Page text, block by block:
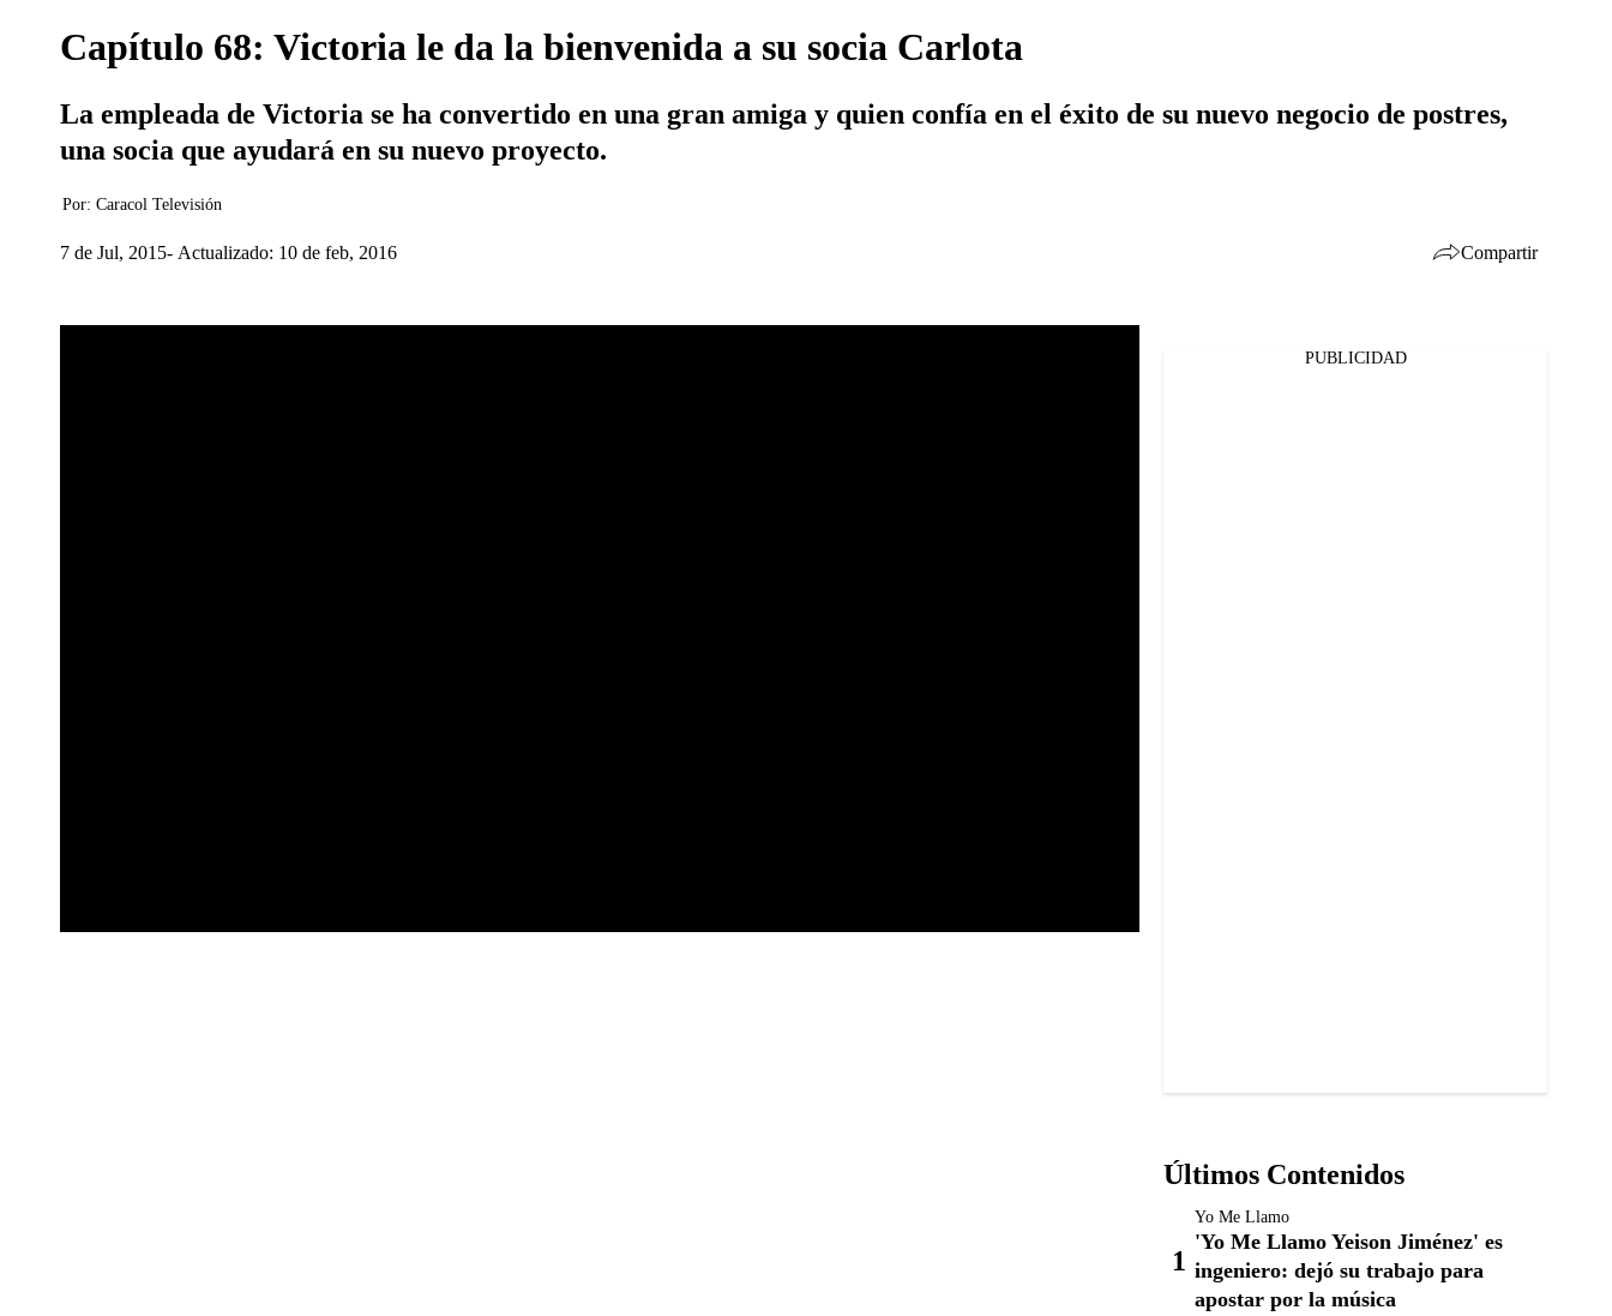
Capítulo 68: Victoria le da la bienvenida a su socia Carlota
La empleada de Victoria se ha convertido en una gran amiga y quien confía en el éxito de su nuevo negocio de postres,
una socia que ayudará en su nuevo proyecto.
Por: Caracol Televisión
7 de Jul, 2015 Actualizado: 10 de feb, 2016 Compartir
PUBLICIDAD
Últimos Contenidos
Yo Me Llamo
'Yo Me Llamo Yeison Jiménez' es
ingeniero: dejó su trabajo para
apostar por la música